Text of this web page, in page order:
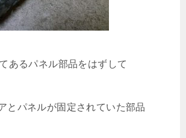
あるパネル部品をはずして
とパネルが固定されていた部品